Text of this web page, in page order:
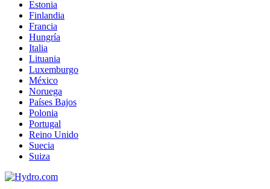
Estonia
Finlandia
Francia
Hungría
Italia
Lituania
Luxemburgo
México
Noruega
Países Bajos
Polonia
Portugal
Reino Unido
Suecia
Suiza